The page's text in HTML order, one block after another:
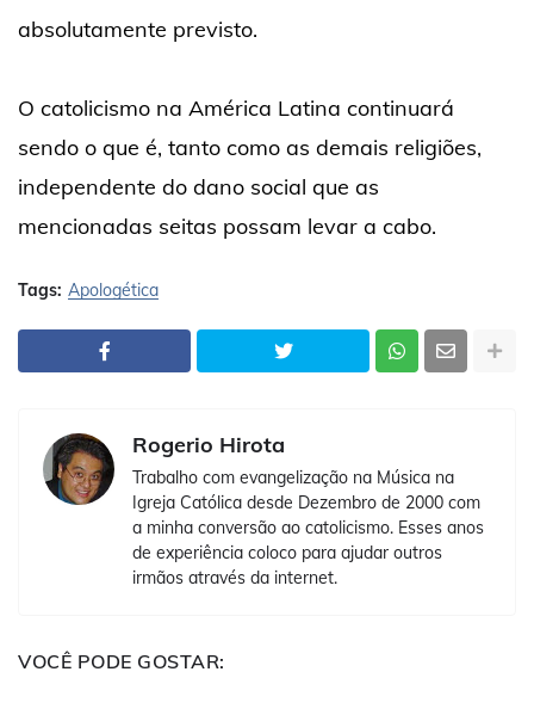
absolutamente previsto.
O catolicismo na América Latina continuará
sendo o que é, tanto como as demais religiões,
independente do dano social que as
mencionadas seitas possam levar a cabo.
Tags: Apologética
Rogerio Hirota
Trabalho com evangelização na Música na
Igreja Católica desde Dezembro de 2000 com
a minha conversão ao catolicismo. Esses anos
de experiência coloco para ajudar outros
irmãos através da internet.
VOCÊ PODE GOSTAR: